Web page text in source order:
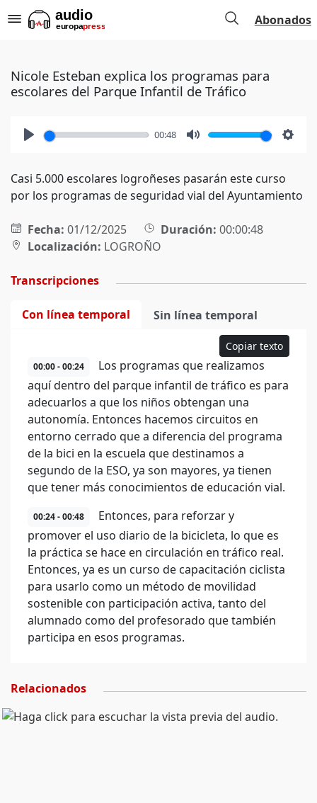
Abonados
Nicole Esteban explica los programas para
escolares del Parque Infantil de Tráfico
00:48
Casi 5.000 escolares logroñeses pasarán este curso
por los programas de seguridad vial del Ayuntamiento
Fecha: 01/12/2025 Duración: 00:00:48
Localización: LOGROÑO
Transcripciones
Con línea temporal Sin línea temporal
Copiar texto
00:00 - 00:24
Los programas que realizamos
aquí dentro del parque infantil de tráfico es para
adecuarlos a que los niños obtengan una
autonomía. Entonces hacemos circuitos en
entorno cerrado que a diferencia del programa
de la bici en la escuela que destinamos a
segundo de la ESO, ya son mayores, ya tienen
que tener más conocimientos de educación vial.
00:24 - 00:48
Entonces, para reforzar y
promover el uso diario de la bicicleta, lo que es
la práctica se hace en circulación en tráfico real.
Entonces, ya es un curso de capacitación ciclista
para usarlo como un método de movilidad
sostenible con participación activa, tanto del
alumnado como del profesorado que también
participa en esos programas.
Relacionados